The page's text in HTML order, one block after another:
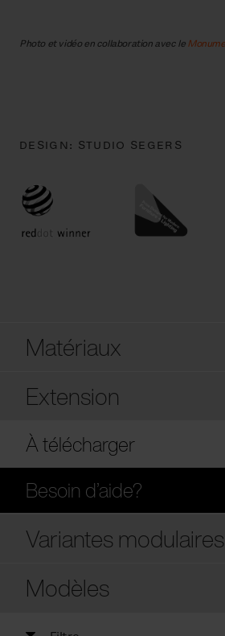
Photo et vidéo en collaboration avec le
DESIGN: STUDIO SEGERS
Matériaux
Extension
À télécharger
Besoin d’aide?
Variantes modulaires
Modèles